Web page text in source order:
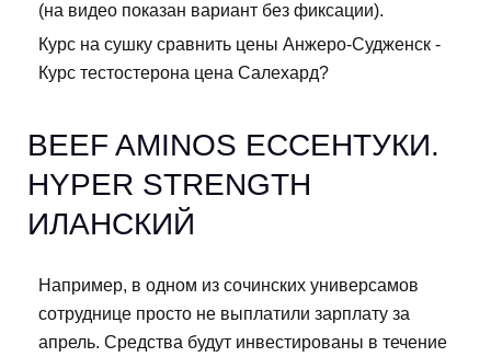
(на видео показан вариант без фиксации).
Курс на сушку сравнить цены Анжеро-Судженск -
Курс тестостерона цена Салехард?
BEEF AMINOS ЕССЕНТУКИ.
HYPER STRENGTH
ИЛАНСКИЙ
Например, в одном из сочинских универсамов
сотруднице просто не выплатили зарплату за
апрель. Средства будут инвестированы в течение